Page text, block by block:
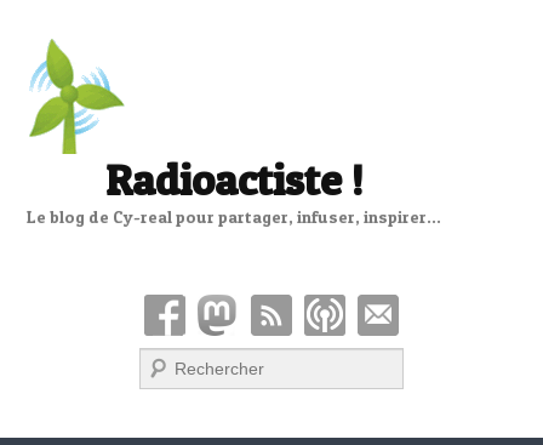
Radioactiste !
Le blog de Cy-real pour partager, infuser, inspirer…
Recherche